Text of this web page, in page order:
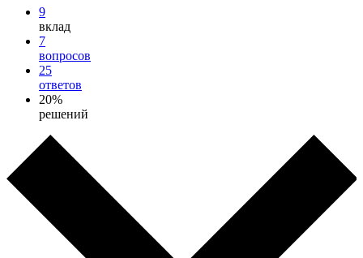
9
вклад
7
вопросов
25
ответов
20%
решений